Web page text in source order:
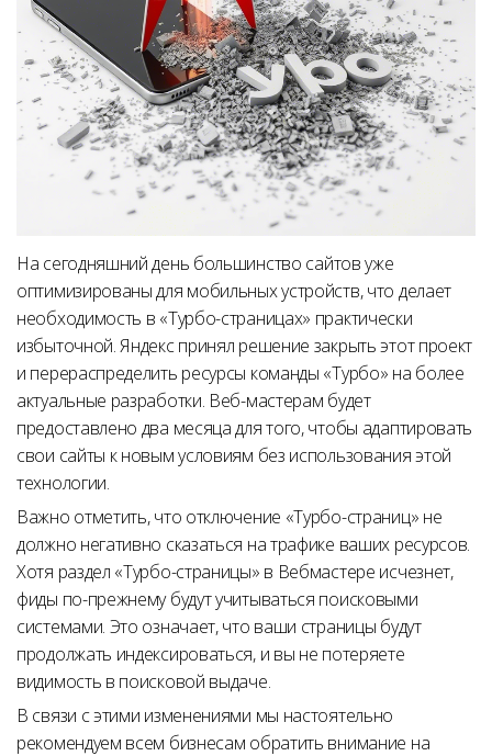
На сегодняшний день большинство сайтов уже
оптимизированы для мобильных устройств, что делает
необходимость в «Турбо-страницах» практически
избыточной. Яндекс принял решение закрыть этот проект
и перераспределить ресурсы команды «Турбо» на более
актуальные разработки. Веб-мастерам будет
предоставлено два месяца для того, чтобы адаптировать
свои сайты к новым условиям без использования этой
технологии.
Важно отметить, что отключение «Турбо-страниц» не
должно негативно сказаться на трафике ваших ресурсов.
Хотя раздел «Турбо-страницы» в Вебмастере исчезнет,
фиды по-прежнему будут учитываться поисковыми
системами. Это означает, что ваши страницы будут
продолжать индексироваться, и вы не потеряете
видимость в поисковой выдаче.
В связи с этими изменениями мы настоятельно
рекомендуем всем бизнесам обратить внимание на